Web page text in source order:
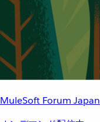
MuleSoft Forum Japan